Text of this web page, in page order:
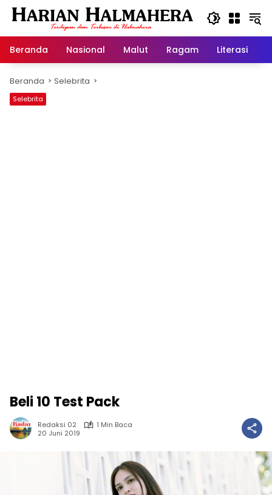
Langsung
Beranda
Nasional Malut Ragam Literasi
Beranda Selebrita
Selebrita
Beli 10 Test Pack
Redaksi 02
1 Min Baca
20 Juni 2019